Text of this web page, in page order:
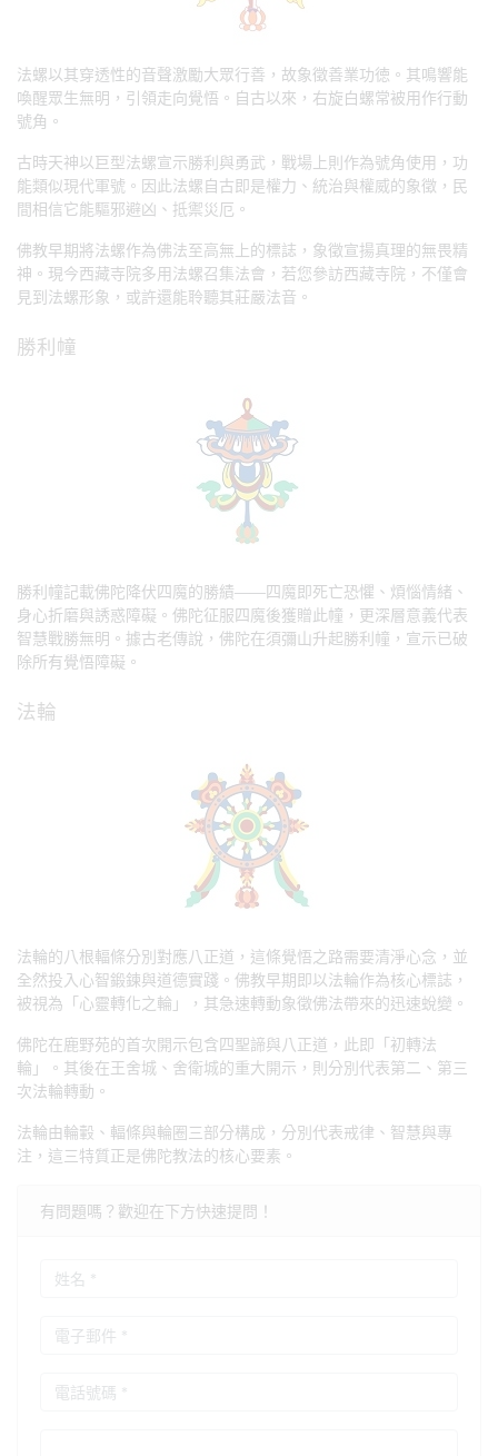
法螺以其穿透性的音聲激勵大眾行善，故象徵善業功徳。其鳴響能
喚醒眾生無明，引領走向覺悟。自古以來，右旋白螺常被用作行動
號角。
古時天神以巨型法螺宣示勝利與勇武，戰場上則作為號角使用，功
能類似現代軍號。因此法螺自古即是權力、統治與權威的象徵，民
間相信它能驅邪避凶、抵禦災厄。
佛教早期將法螺作為佛法至高無上的標誌，象徵宣揚真理的無畏精
神。現今西藏寺院多用法螺召集法會，若您參訪西藏寺院，不僅會
見到法螺形象，或許還能聆聽其莊嚴法音。
勝利幢
勝利幢記載佛陀降伏四魔的勝績——四魔即死亡恐懼、煩惱情緒、
身心折磨與誘惑障礙。佛陀征服四魔後獲贈此幢，更深層意義代表
智慧戰勝無明。據古老傳說，佛陀在須彌山升起勝利幢，宣示已破
除所有覺悟障礙。
法輪
法輪的八根輻條分別對應八正道，這條覺悟之路需要清淨心念，並
全然投入心智鍛鍊與道德實踐。佛教早期即以法輪作為核心標誌，
被視為「心靈轉化之輪」，其急速轉動象徵佛法帶來的迅速蛻變。
佛陀在鹿野苑的首次開示包含四聖諦與八正道，此即「初轉法
輪」。其後在王舍城、舍衛城的重大開示，則分別代表第二、第三
次法輪轉動。
法輪由輪轂、輻條與輪圈三部分構成，分別代表戒律、智慧與專
注，這三特質正是佛陀教法的核心要素。
有問題嗎？歡迎在下方快速提問！